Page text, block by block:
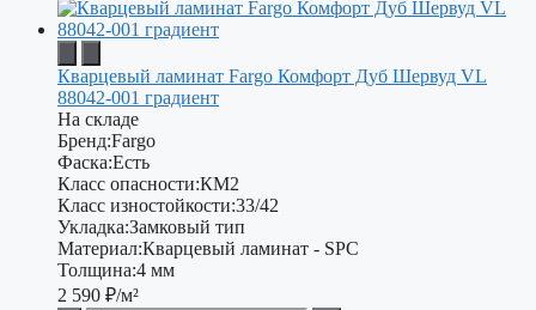
Кварцевый ламинат Fargo Комфорт Дуб Шервуд VL
88042-001 градиент
На складе
Бренд:Fargo
Фаска:Есть
Класс опасности:КМ2
Класс изностойкости:33/42
Укладка:Замковый тип
Материал:Кварцевый ламинат - SPC
Толщина:4 мм
2 590 ₽/м²